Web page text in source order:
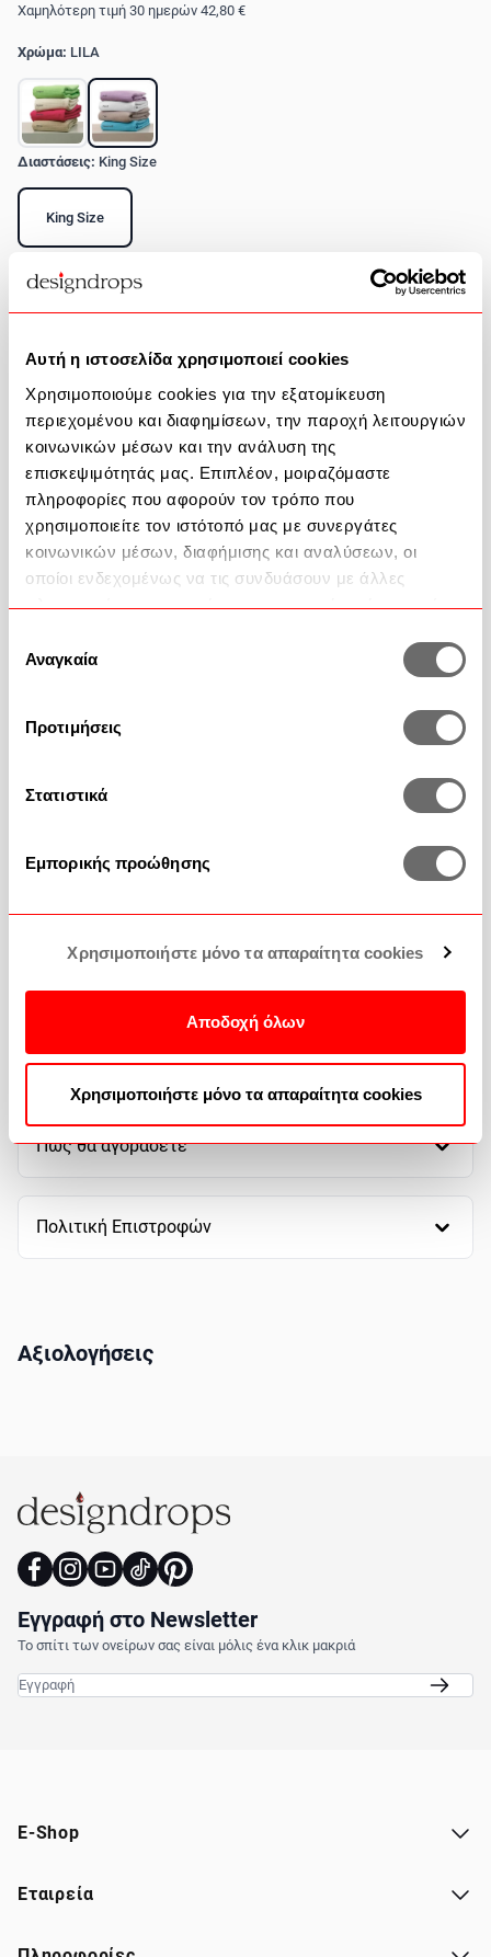
Αυτή η ιστοσελίδα χρησιμοποιεί cookies
Χρησιμοποιούμε cookies για την εξατομίκευση
περιεχομένου και διαφημίσεων, την παροχή λειτουργιών
κοινωνικών μέσων και την ανάλυση της
επισκεψιμότητάς μας. Επιπλέον, μοιραζόμαστε
πληροφορίες που αφορούν τον τρόπο που
χρησιμοποιείτε τον ιστότοπό μας με συνεργάτες
κοινωνικών μέσων, διαφήμισης και αναλύσεων, οι
οποίοι ενδεχομένως να τις συνδυάσουν με άλλες
πληροφορίες που τους έχετε παραχωρήσει ή τις οποίες
των υπηρεσιών τους.
συγκατάθεσης
Αναγκαία
Προτιμήσεις
Στατιστικά
Εμπορικής προώθησης
Χρησιμοποιήστε μόνο τα απαραίτητα cookies
Αποδοχή όλων
Χρησιμοποιήστε μόνο τα απαραίτητα cookies
Χαμηλότερη τιμή 30 ημερών 42,80 €
Χρώμα: LILA
Διαστάσεις: King Size
King Size
Σε απόθεμα - Αποστολή σε 24-48 ώρες
Προσθήκη στο καλάθι
Περιγραφή Προϊόντος
Τρόποι αποστολής
Πως θα αγοράσετε
Πολιτική Επιστροφών
Αξιολογήσεις
Εγγραφή στο Newsletter
Το σπίτι των ονείρων σας είναι μόλις ένα κλικ μακριά
E-Shop
Εταιρεία